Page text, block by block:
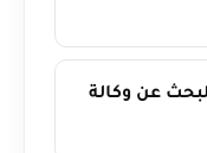
عن وكالة